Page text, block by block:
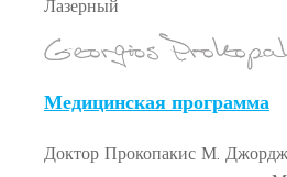
Лазерный
Медицинская программа
Доктор Прокопакис М.